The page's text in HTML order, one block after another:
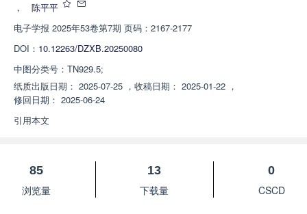
，
陈平平
电子学报 2025年53卷第7期 页码：2167-2177
DOI： 10.12263/DZXB.20250080
中图分类号： TN929.5;
纸质出版日期： 2025-07-25 ， 收稿日期： 2025-01-22 ，
修回日期： 2025-06-24
引用本文
85
浏览量
13
下载量
0
CSCD